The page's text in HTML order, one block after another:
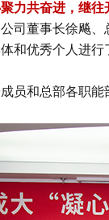
力共奋进，继
司董事长徐飚
和优秀个人进
员和总部各职